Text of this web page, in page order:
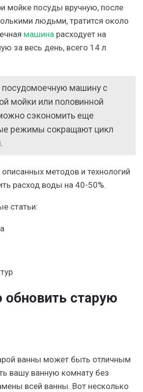
мойке посуды вручную, после
людьми, тратится около
машина расходует на
за весь день, всего 14 л
посудомоечную машину с
мойки или половинной
сэкономить еще
режимы сокращают цикл
методов и технологий
расход воды на 40-50%.
статьи:
старую
ванны может быть отличным
вашу ванную комнату без
всей ванны. Вот несколько